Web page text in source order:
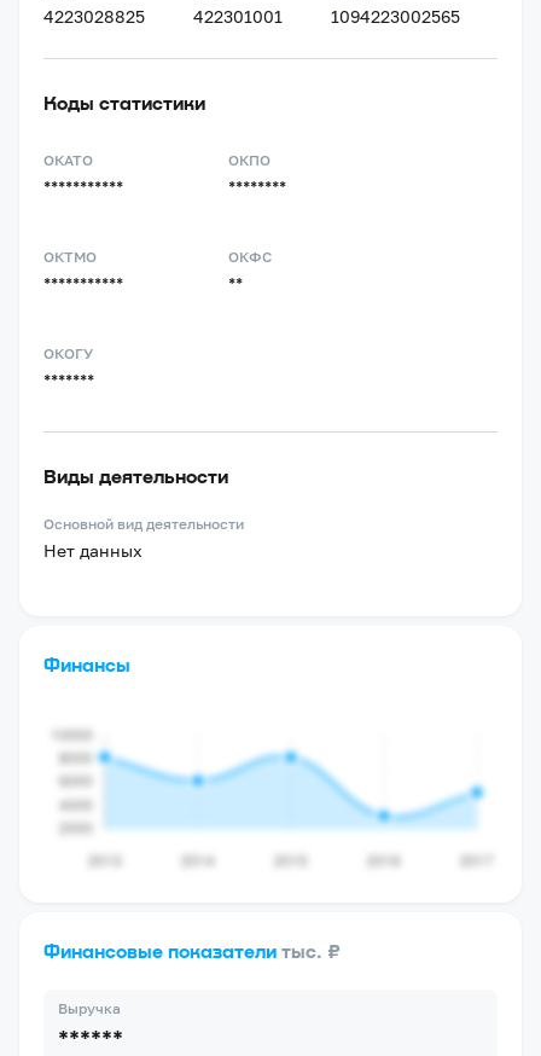
4223028825 422301001 1094223002565
Коды статистики
ОКАТО
***********
ОКПО
********
ОКТМО
***********
ОКФС
**
ОКОГУ
*******
Виды деятельности
Основной вид деятельности
Нет данных
Финансы
Финансовые показатели тыс. ₽
Выручка
******